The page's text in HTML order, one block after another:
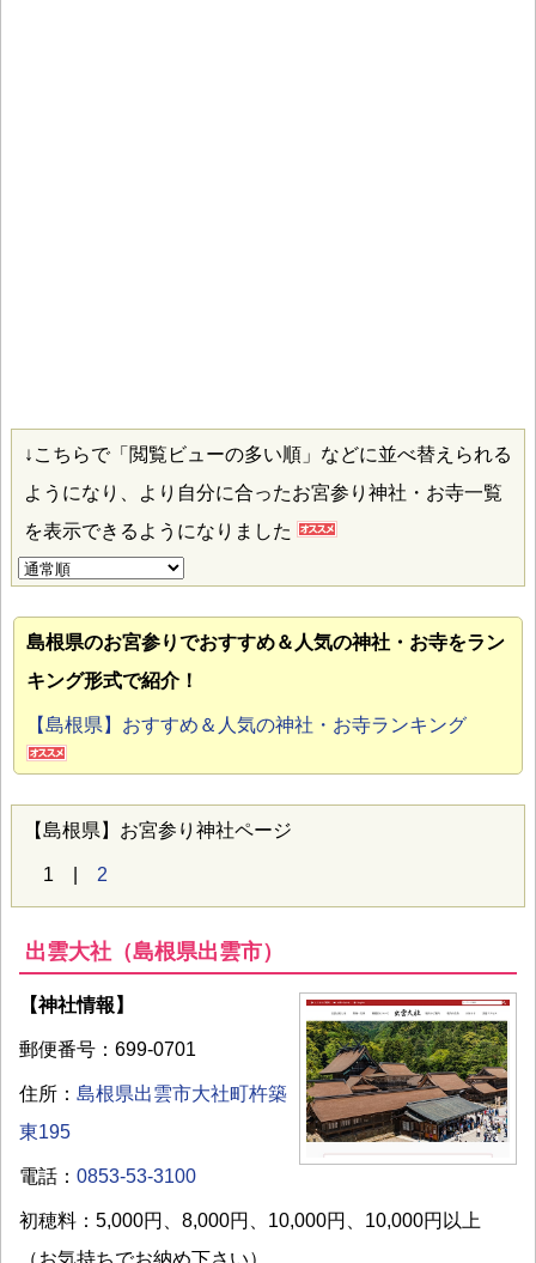
↓こちらで「閲覧ビューの多い順」などに並べ替えられる
ようになり、より自分に合ったお宮参り神社・お寺一覧
を表示できるようになりました
島根県のお宮参りでおすすめ＆人気の神社・お寺をラン
キング形式で紹介！
【島根県】おすすめ＆人気の神社・お寺ランキング
【島根県】お宮参り神社ページ
1 | 2
出雲大社（島根県出雲市）
【神社情報】
郵便番号：699-0701
住所： 島根県出雲市大社町杵築
東195
電話： 0853-53-3100
初穂料：5,000円、8,000円、10,000円、10,000円以上
（お気持ちでお納め下さい）